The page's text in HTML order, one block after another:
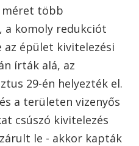
méret több
a komoly redukciót
az épület kivitelezési
írták alá, az
29-én helyezték el.
a területen vizenyős
csúszó kivitelezés
le - akkor kapták